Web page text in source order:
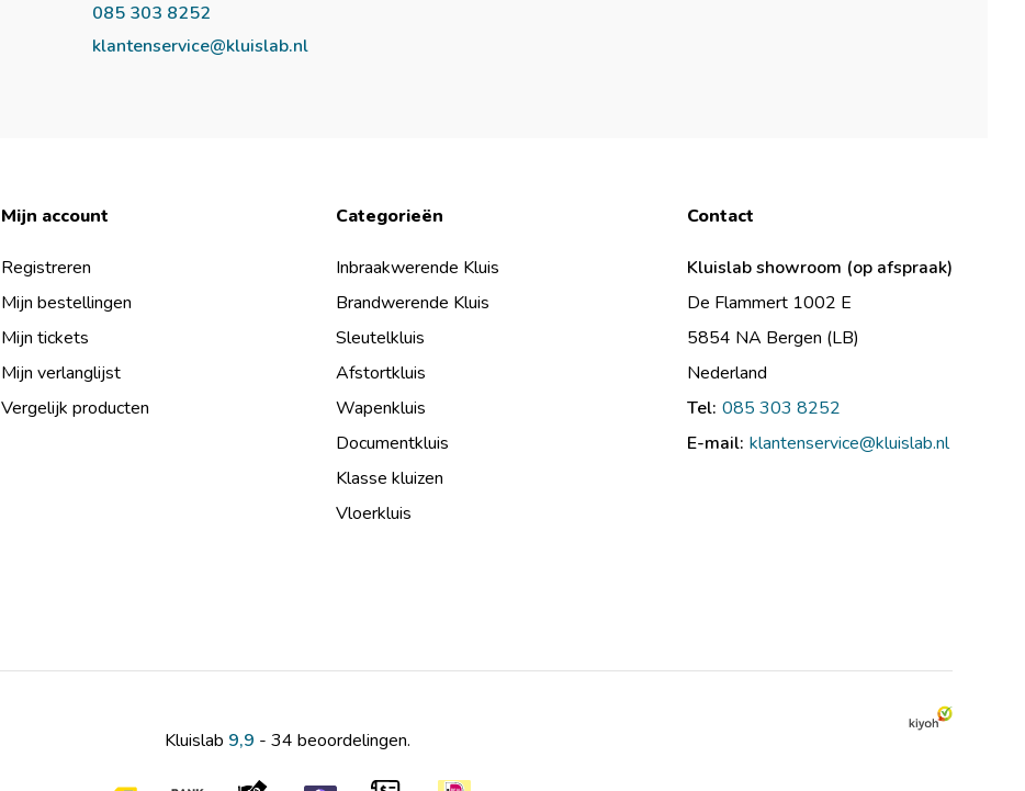
085 303 8252
klantenservice@kluislab.nl
Mijn account
Registreren
Mijn bestellingen
Mijn tickets
Mijn verlanglijst
Vergelijk producten
Categorieën
Inbraakwerende Kluis
Brandwerende Kluis
Sleutelkluis
Afstortkluis
Wapenkluis
Documentkluis
Klasse kluizen
Vloerkluis
Contact
Kluislab showroom (op afspraak)
De Flammert 1002 E
5854 NA Bergen (LB)
Nederland
Tel: 085 303 8252
E-mail: klantenservice@kluislab.nl
Kluislab 9,9 - 34 beoordelingen.